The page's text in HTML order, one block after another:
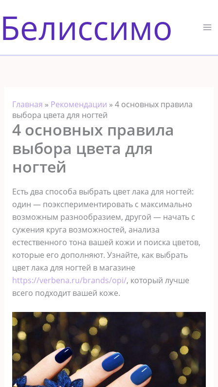
к
содержимому
Белиссимо
Главная » Рекомендации » 4 основных правила
выбора цвета для ногтей
4 основных правила
выбора цвета для
ногтей
Есть два способа выбрать цвет лака для ногтей:
один — поэкспериментировать с максимально
возможным разнообразием, другой — начать с
сужения круга возможностей, анализа
естественного тона вашей кожи и поиска цветов,
которые его дополняют. Узнайте, как выбрать
цвет лака для ногтей в магазине
https://verbena.ru/brands/opi/, который лучше
всего подходит вашей коже.